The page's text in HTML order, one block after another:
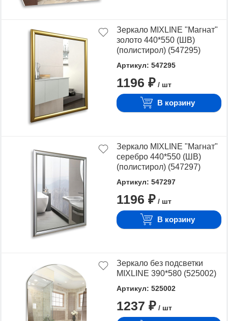
Зеркало MIXLINE "Магнат"
золото 440*550 (ШВ)
(полистирол) (547295)
Артикул: 547295
1196 ₽ / шт
В корзину
Зеркало MIXLINE "Магнат"
серебро 440*550 (ШВ)
(полистирол) (547297)
Артикул: 547297
1196 ₽ / шт
В корзину
Зеркало без подсветки
MIXLINE 390*580 (525002)
Артикул: 525002
1237 ₽ / шт